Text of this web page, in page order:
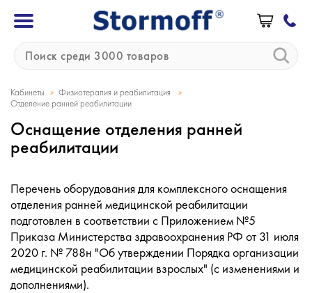
Кабинеты » Физиотерапия и реабилитация »
Отделение ранней реабилитации
Оснащение отделения ранней
реабилитации
Перечень оборудования для комплексного оснащения
отделения ранней медицинской реабилитации
подготовлен в соответствии с Приложением №5
Приказа Министерства здравоохранения РФ от 31 июля
2020 г. № 788н "Об утверждении Порядка организации
медицинской реабилитации взрослых" (с изменениями и
дополнениями).